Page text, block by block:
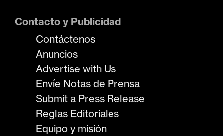
Contacto y Publicidad
Contáctenos
Anuncios
Advertise with Us
Envíe Notas de Prensa
Submit a Press Release
Reglas Editoriales
Equipo y misión